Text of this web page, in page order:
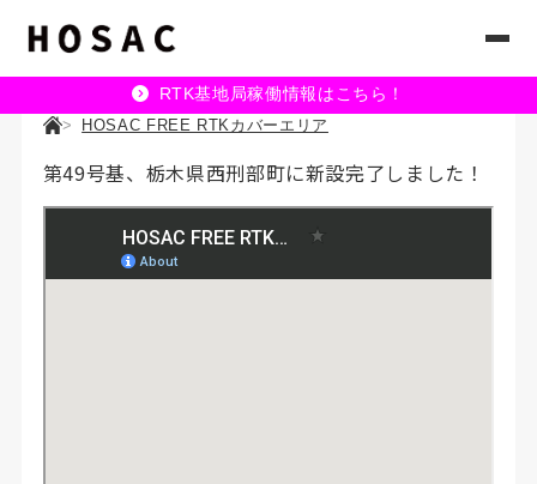
RTK基地局稼働情報はこちら！
HOSAC FREE RTKカバーエリア
第49号基、栃木県西刑部町に新設完了しました！